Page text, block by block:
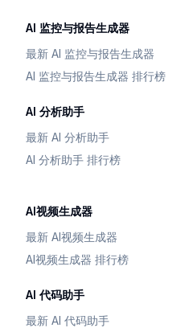
AI 监控与报告生成器
最新 AI 监控与报告生成器
AI 监控与报告生成器 排行榜
AI 分析助手
最新 AI 分析助手
AI 分析助手 排行榜
AI视频生成器
最新 AI视频生成器
AI视频生成器 排行榜
AI 代码助手
最新 AI 代码助手